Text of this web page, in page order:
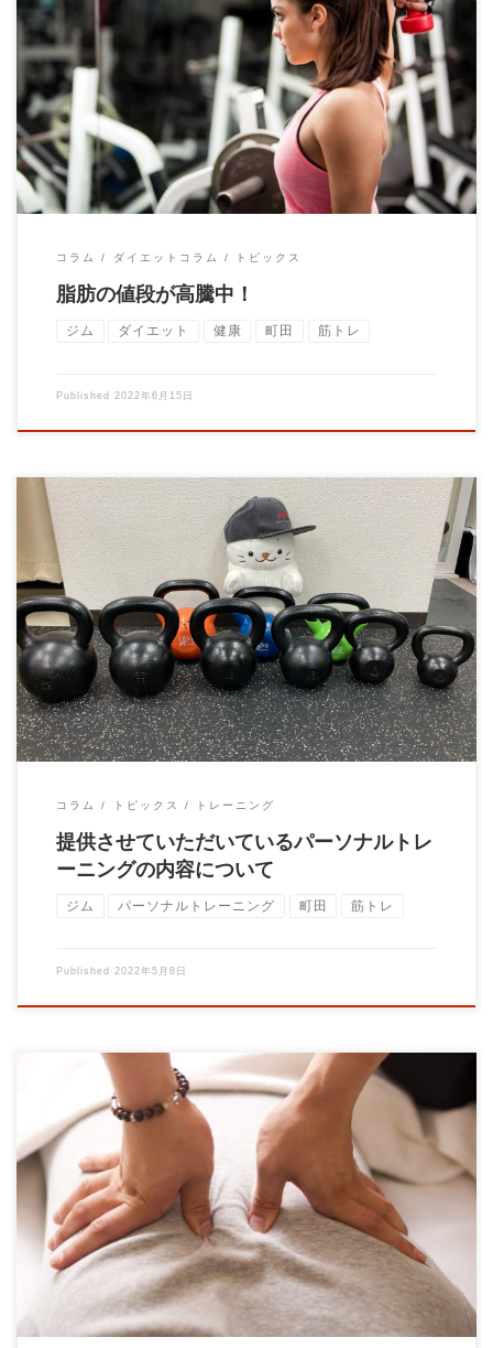
パーソナルトレーナーの大石です！ 今日は脂肪の値段について
です。 最近食品やお酒の値段が高騰 […]
コラム ダイエットコラム トピックス
脂肪の値段が高騰中！
ジム ダイエット 健康 町田 筋トレ
Published 2022年6月15日
当ジムではパーソナルトレーニングを提供しております。 当ジ
ムのパーソナルトレーニングの […]
コラム トピックス トレーニング
提供させていただいているパーソナルトレ
ーニングの内容について
ジム パーソナルトレーニング 町田 筋トレ
Published 2022年5月8日
腰が痛い このお悩みを持って来館される方もいらっしゃいま
す。 腰痛の「原因」はズバリ 運動不足です。 […]